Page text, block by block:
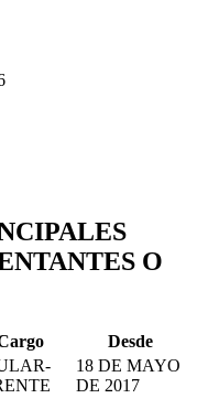
O
Desde
18 DE MAYO
DE 2017